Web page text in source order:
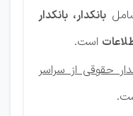
بانکدار، بانکدار
است.
حقوقی از سراسر